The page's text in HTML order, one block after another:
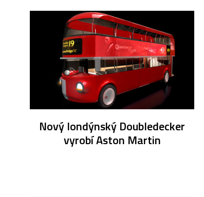
Nový londýnský Doubledecker
vyrobí Aston Martin